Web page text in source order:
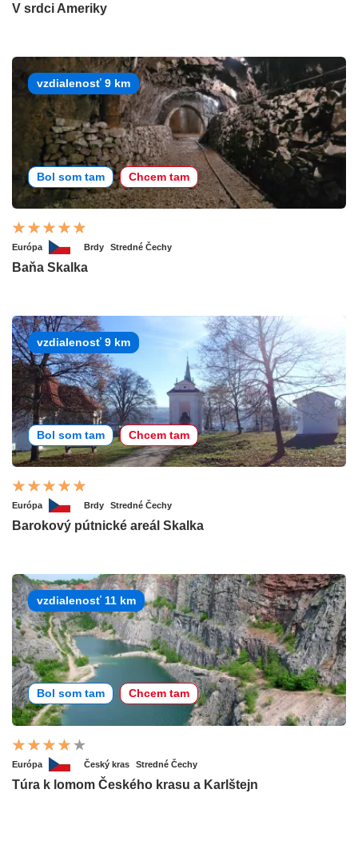
V srdci Ameriky
vzdialenosť 9 km
Bol som tam Chcem tam
Európa Brdy Stredné Čechy
Baňa Skalka
vzdialenosť 9 km
Bol som tam Chcem tam
Európa Brdy Stredné Čechy
Barokový pútnické areál Skalka
vzdialenosť 11 km
Bol som tam Chcem tam
Európa Český kras Stredné Čechy
Túra k lomom Českého krasu a Karlštejn